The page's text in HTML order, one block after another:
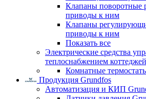
Клапаны поворотные
приводы к ним
Клапаны
приводы к ним
Показать все
Электрические средства
теплоснабжением коттеджей
Комнатные
Продукция Grundfos
Автоматизация и КИП